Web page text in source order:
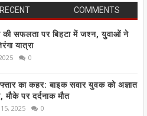
RECENT COMMENTS
सफलता पर बिहटा में जश्न, युवाओं ने
यात्रा
0
का कहर: बाइक सवार युवक को अज्ञात
पर दर्दनाक मौत
2025 0